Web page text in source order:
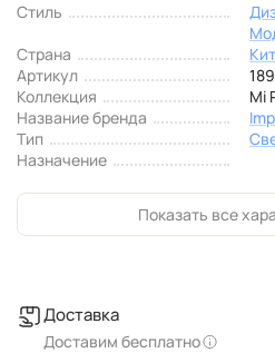
Стиль
Страна
Артикул
Коллекция
Mi
Название бренда
Тип
Назначение
Показать все
Доставка
Доставим бесплатно